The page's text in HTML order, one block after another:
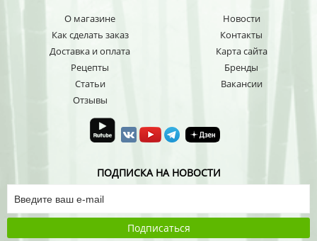
О магазине
Как сделать заказ
Доставка и оплата
Рецепты
Статьи
Отзывы
Новости
Контакты
Карта сайта
Бренды
Вакансии
ПОДПИСКА НА НОВОСТИ
Подписаться